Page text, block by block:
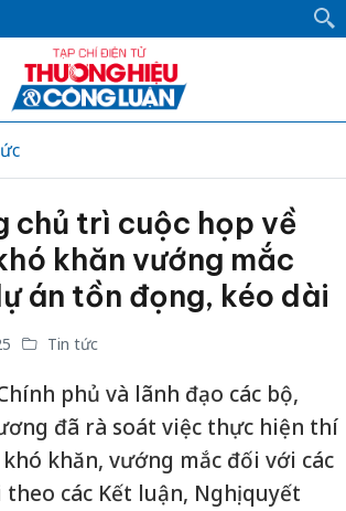
chủ trì cuộc họp về
khăn vướng mắc
án tồn đọng, kéo dài
Tin tức
phủ và lãnh đạo các bộ,
đã rà soát việc thực hiện thí
khăn, vướng mắc đối với các
các Kết luận, Nghị quyết